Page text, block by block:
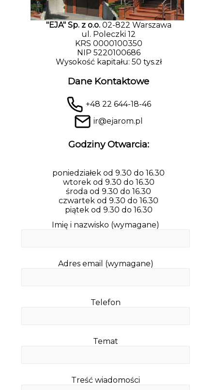
"EJA" Sp. z o.o.02-822 Warszawa
ul. Poleczki 12
KRS 0000100350
NIP 5220100686
Wysokość kapitału: 50 tys.zł
Dane Kontaktowe
+48 22 644-18-46
ir@ejarom.pl
Godziny Otwarcia:
poniedziałek od 9.30 do 16.30
wtorek od 9.30 do 16.30
środa od 9.30 do 16.30
czwartek od 9.30 do 16.30
piątek od 9.30 do 16.30
Imię i nazwisko (wymagane)
Adres email (wymagane)
Telefon
Temat
Treść wiadomości